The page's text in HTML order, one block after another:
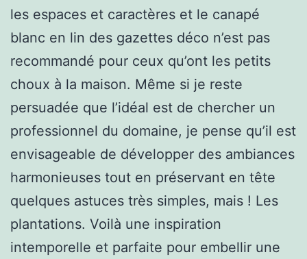
les espaces et caractères et le canapé
blanc en lin des gazettes déco n’est pas
recommandé pour ceux qu’ont les petits
choux à la maison. Même si je reste
persuadée que l’idéal est de chercher un
professionnel du domaine, je pense qu’il est
envisageable de développer des ambiances
harmonieuses tout en préservant en tête
quelques astuces très simples, mais ! Les
plantations. Voilà une inspiration
intemporelle et parfaite pour embellir une